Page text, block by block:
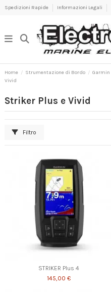
Spedizioni Rapide Informazioni Legali
Home Strumentazione di Bordo Garmin
Vivid
Striker Plus e Vivid
Filtro
STRIKER Plus 4
145,00 €